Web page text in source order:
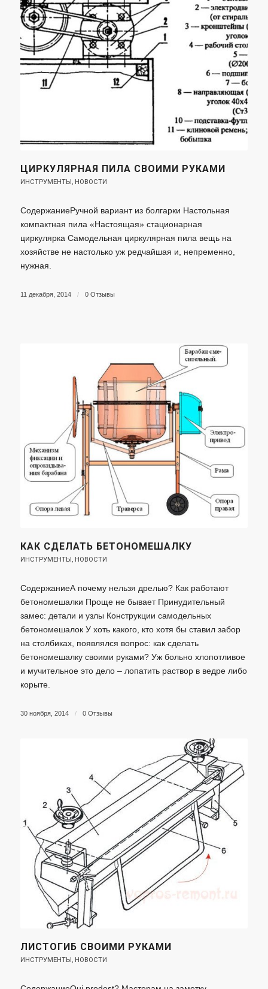
ЦИРКУЛЯРНАЯ ПИЛА СВОИМИ РУКАМИ
ИНСТРУМЕНТЫ , НОВОСТИ
СодержаниеРучной вариант из болгарки Настольная
компактная пила «Настоящая» стационарная
циркулярка Самодельная циркулярная пила вещь на
хозяйстве не настолько уж редчайшая и, непременно,
нужная.
11 декабря, 2014 / 0 Отзывы
КАК СДЕЛАТЬ БЕТОНОМЕШАЛКУ
ИНСТРУМЕНТЫ, НОВОСТИ
СодержаниеА почему нельзя дрелью? Как работают
бетономешалки Проще не бывает Принудительный
замес: детали и узлы Конструкции самодельных
бетономешалок У хоть какого, кто хотя бы ставил забор
на столбиках, появлялся вопрос: как сделать
бетономешалку своими руками? Уж больно хлопотливое
и мучительное это дело – лопатить раствор в ведре либо
корыте.
30 ноября, 2014 / 0 Отзывы
ЛИСТОГИБ СВОИМИ РУКАМИ
ИНСТРУМЕНТЫ , НОВОСТИ